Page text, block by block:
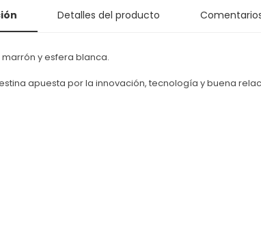
Detalles del producto
y esfera blanca.
apuesta por la innovación, tecnología y buena